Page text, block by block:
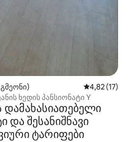
საშუალო
4,82 (17)
ხედის პანსიონატი Y
დამახასიათებელი
შესანიშნავი
ტარიფები